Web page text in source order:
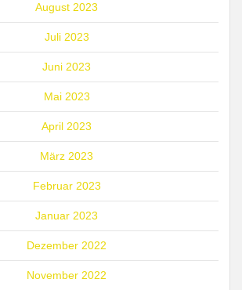
August 2023
Juli 2023
Juni 2023
Mai 2023
April 2023
März 2023
Februar 2023
Januar 2023
Dezember 2022
November 2022